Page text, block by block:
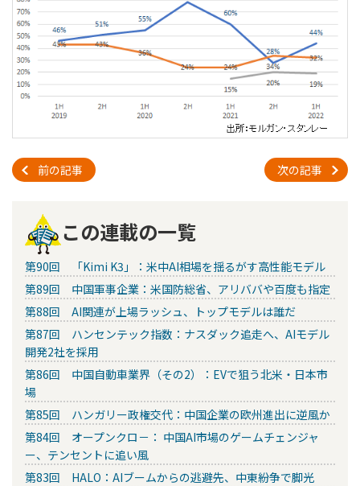
前の記事 次の記事
この連載の一覧
第90回 「Kimi K3」：米中AI相場を揺るがす高性能モデル
第89回 中国軍事企業：米国防総省、アリババや百度も指定
第88回 AI関連が上場ラッシュ、トップモデルは誰だ
第87回 ハンセンテック指数：ナスダック追走へ、AIモデル
開発2社を採用
第86回 中国自動車業界（その2）：EVで狙う北米・日本市
場
第85回 ハンガリー政権交代：中国企業の欧州進出に逆風か
第84回 オープンクロ－： 中国AI市場のゲームチェンジャ
ー、テンセントに追い風
第83回 HALO：AIブームからの逃避先、中東紛争で脚光